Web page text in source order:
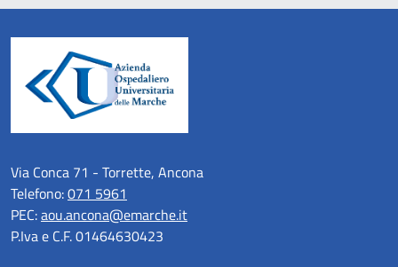
Via Conca 71 - Torrette, Ancona
Telefono:071 5961
PEC:aou.ancona@emarche.it
P.Iva e C.F. 01464630423